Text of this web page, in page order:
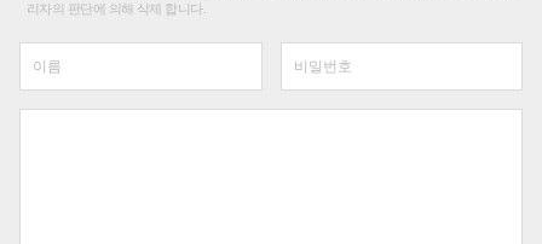
리자의 판단에 의해 삭제 합니다.